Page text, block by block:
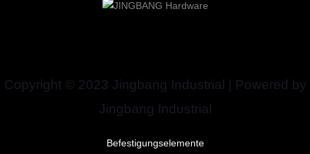
Copyright © 2023 Jingbang Industrial | Powered by
Jingbang Industrial
Befestigungselemente